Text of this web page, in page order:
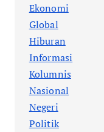
Ekonomi
Global
Hiburan
Informasi
Kolumnis
Nasional
Negeri
Politik